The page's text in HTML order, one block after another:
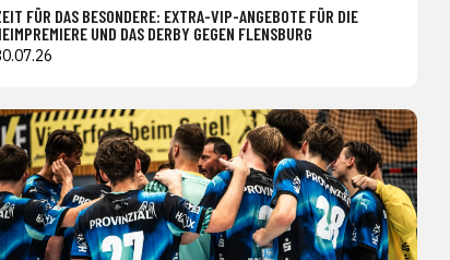
FÜR DAS BESONDERE: EXTRA-VIP-ANGEBOTE FÜR DIE
UND DAS DERBY GEGEN FLENSBURG